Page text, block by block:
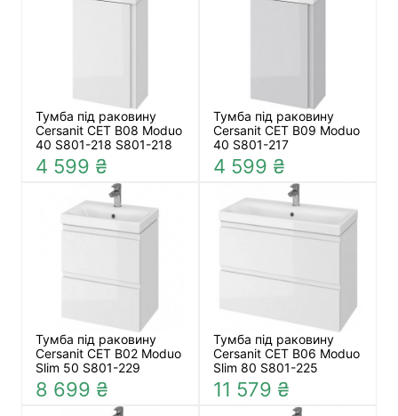
Тумба під раковину
Cersanit СЕТ B08 Moduo
40 S801-218 S801-218
4 599 ₴
Тумба під раковину
Cersanit СЕТ B09 Moduo
40 S801-217
4 599 ₴
Тумба під раковину
Cersanit СЕТ B02 Moduo
Slim 50 S801-229
8 699 ₴
Тумба під раковину
Cersanit СЕТ B06 Moduo
Slim 80 S801-225
11 579 ₴